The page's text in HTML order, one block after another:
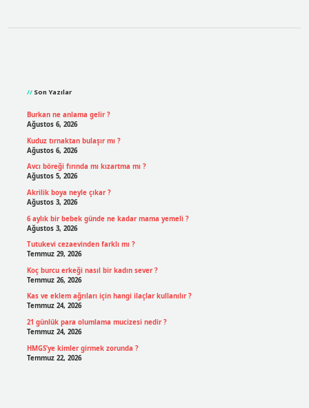
Son Yazılar
Burkan ne anlama gelir ?
Ağustos 6, 2026
Kuduz tırnaktan bulaşır mı ?
Ağustos 6, 2026
Avcı böreği fırında mı kızartma mı ?
Ağustos 5, 2026
Akrilik boya neyle çıkar ?
Ağustos 3, 2026
6 aylık bir bebek günde ne kadar mama yemeli ?
Ağustos 3, 2026
Tutukevi cezaevinden farklı mı ?
Temmuz 29, 2026
Koç burcu erkeği nasıl bir kadın sever ?
Temmuz 26, 2026
Kas ve eklem ağrıları için hangi ilaçlar kullanılır ?
Temmuz 24, 2026
21 günlük para olumlama mucizesi nedir ?
Temmuz 24, 2026
HMGS’ye kimler girmek zorunda ?
Temmuz 22, 2026